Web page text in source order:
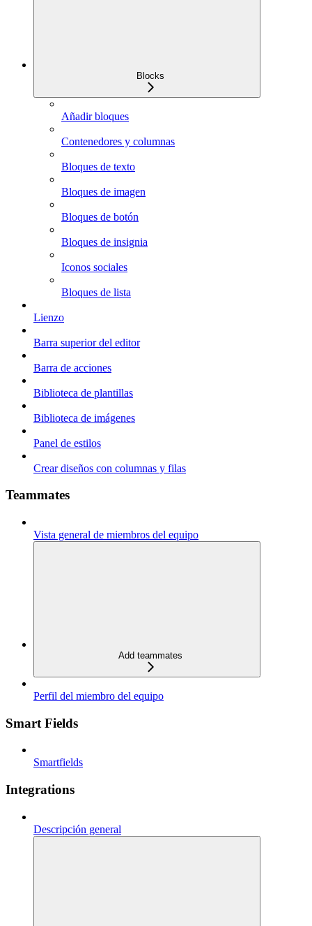
Blocks
Añadir bloques
Contenedores y columnas
Bloques de texto
Bloques de imagen
Bloques de botón
Bloques de insignia
Iconos sociales
Bloques de lista
Lienzo
Barra superior del editor
Barra de acciones
Biblioteca de plantillas
Biblioteca de imágenes
Panel de estilos
Crear diseños con columnas y filas
Teammates
Vista general de miembros del equipo
Add teammates
Perfil del miembro del equipo
Smart Fields
Smartfields
Integrations
Descripción general